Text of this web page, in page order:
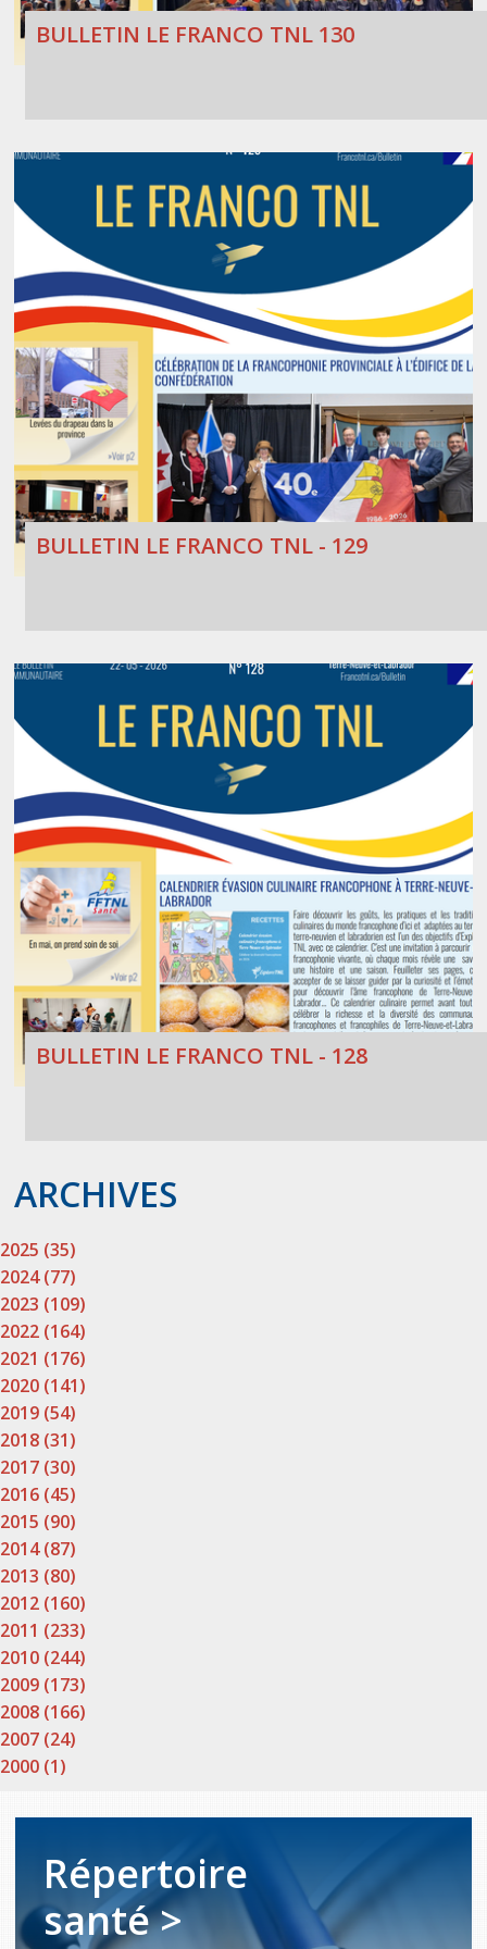
BULLETIN LE FRANCO TNL 130
BULLETIN LE FRANCO TNL - 129
BULLETIN LE FRANCO TNL - 128
ARCHIVES
2025 (35)
2024 (77)
2023 (109)
2022 (164)
2021 (176)
2020 (141)
2019 (54)
2018 (31)
2017 (30)
2016 (45)
2015 (90)
2014 (87)
2013 (80)
2012 (160)
2011 (233)
2010 (244)
2009 (173)
2008 (166)
2007 (24)
2000 (1)
Répertoire
santé >